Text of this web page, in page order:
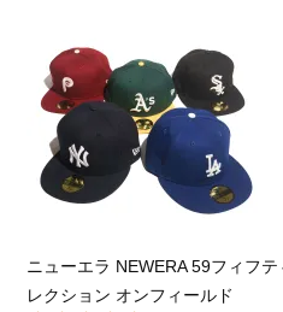
ニューエラ NEWERA 59フィフ
レクション オンフィールド